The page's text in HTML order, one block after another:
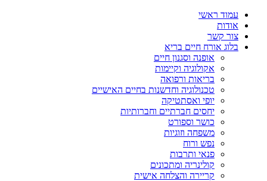
עמוד ראשי
אודות
צור קשר
בלוג אורח חיים בריא
אופנה וסגנון חיים
אקולוגיה וקיימות
בריאות ורפואה
טכנולוגיה וחדשנות בחיים האישיים
יופי ואסתטיקה
יחסים חברתיים וחברותיות
כושר וספורט
משפחה וזוגיות
נפש ורוח
פנאי ותרבות
קולינריה ומתכונים
קריירה והצלחה אישית